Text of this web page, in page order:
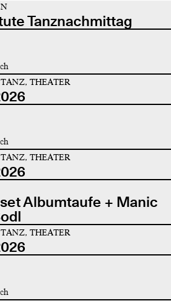
Tanznachmittag
THEATER
THEATER
Albumtaufe + Manic
THEATER